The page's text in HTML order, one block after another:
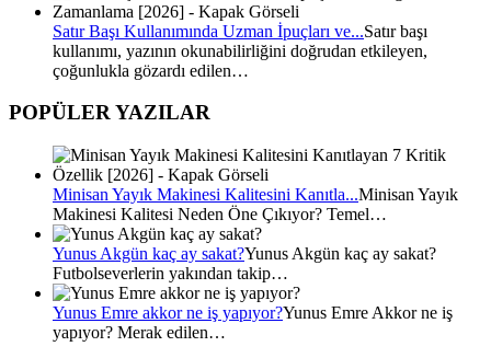
Satır Başı Kullanımında Uzman İpuçları ve...Satır başı
kullanımı, yazının okunabilirliğini doğrudan etkileyen,
çoğunlukla gözardı edilen…
POPÜLER YAZILAR
Minisan Yayık Makinesi Kalitesini Kanıtla...Minisan Yayık
Makinesi Kalitesi Neden Öne Çıkıyor? Temel…
Yunus Akgün kaç ay sakat?Yunus Akgün kaç ay sakat?
Futbolseverlerin yakından takip…
Yunus Emre akkor ne iş yapıyor?Yunus Emre Akkor ne iş
yapıyor? Merak edilen…